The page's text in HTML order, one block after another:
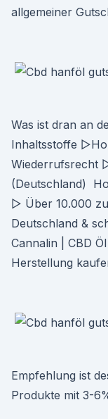
allgemeiner
Was ist dran an
Inhaltsstoffe
Wiederrufsrecht
(Deutschland)
▷ Über 10.000
Deutschland &
Cannalin | CBD
Herstellung
Empfehlung ist
Produkte mit 3-